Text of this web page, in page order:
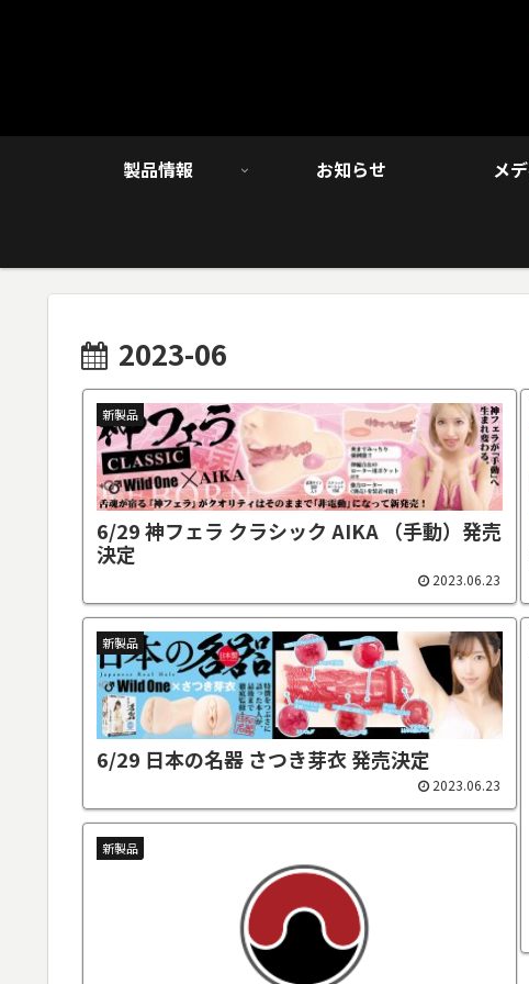
製品情報 お知らせ メ
2023-06
新製品
6/29 神フェラ クラシック AIKA （手動）発売
決定
2023.06.23
新製品
6/29 日本の名器 さつき芽衣 発売決定
2023.06.23
新製品